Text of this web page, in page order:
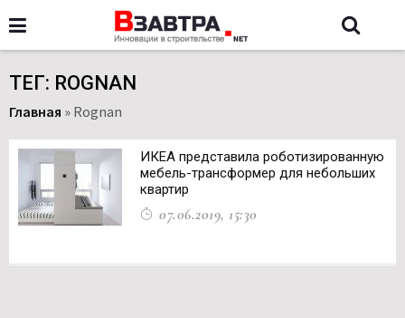
ТЕГ: ROGNAN
Главная » Rognan
ИКЕА представила роботизированную
мебель-трансформер для небольших
квартир
07.06.2019, 15:30